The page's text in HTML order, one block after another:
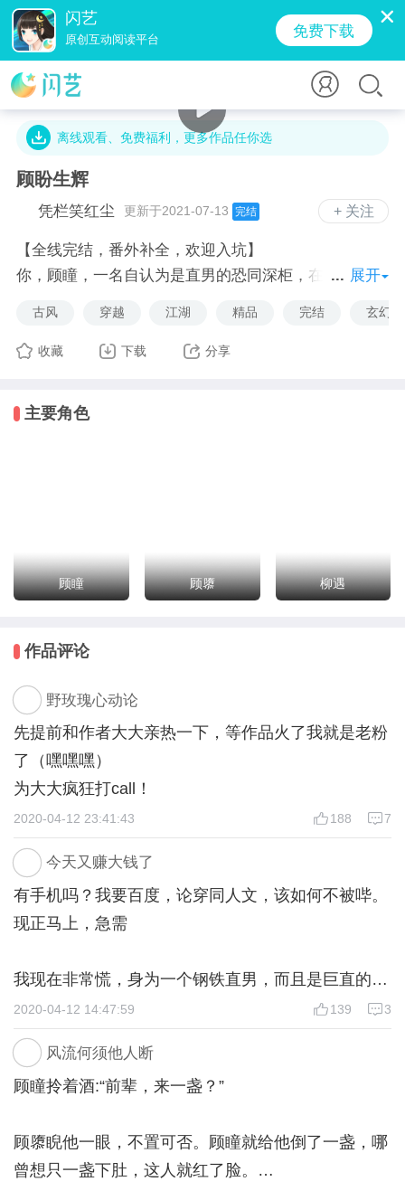
闪艺
原创互动阅读平台 免费下载
26.5万字 · 29.9万人气 · 94.2M · 455.9万贡献值
离线观看、免费福利，更多作品任你选
顾盼生辉
+ 关注
凭栏笑红尘 更新于2021-07-13 完结
【全线完结，番外补全，欢迎入坑】
你，顾瞳，一名自认为是直男的恐同深柜，在看了妹妹
面对尚是青涩少年的另一主角柳遇，你想起了同人中的
你：……
面对成为魂体常伴你身侧的主角顾隳，你想起了原著中
论》】
【两个可攻略人物各有一条攻线和一条受线，主攻主受
展开
古风 穿越 江湖 精品 完结 玄幻
收藏 下载 分享
主要角色
顾瞳 顾隳 柳遇
作品评论
野玫瑰心动论
先提前和作者大大亲热一下，等作品火了我就是老粉
了（嘿嘿嘿）
为大大疯狂打call！
7
188
2020-04-12 23:41:43
今天又赚大钱了
有手机吗？我要百度，论穿同人文，该如何不被哔。
现正马上，急需
我现在非常慌，身为一个钢铁直男，而且是巨直的那
种，我穿越了，好吧，这并不是重点。
重点是我穿越的是同人文，我要随时小心，男主角要
哔我，总有人惦记着我的菊花，我感觉人生一片暗淡
我顾曈就算是从这里跳下去，死外头，没有妹子喜
3
139
2020-04-12 14:47:59
风流何须他人断
顾瞳拎着酒:“前辈，来一盏？”
顾隳睨他一眼，不置可否。顾瞳就给他倒了一盏，哪
曾想只一盏下肚，这人就红了脸。